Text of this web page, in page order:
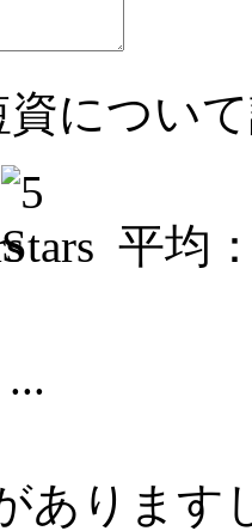
につい
平均
あります